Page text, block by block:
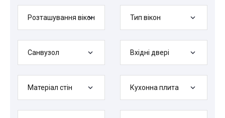
Розташування вікон Тип вікон
Санвузол Вхідні двері
Матеріал стін Кухонна плита